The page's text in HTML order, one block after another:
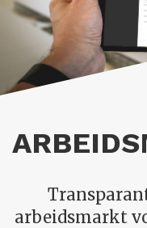
arbeidsmarkt